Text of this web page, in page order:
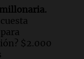
a una
atrapada en
$2.000